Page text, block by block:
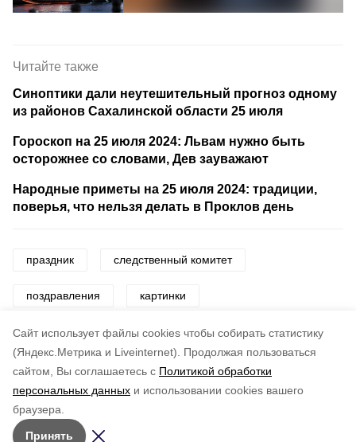
Cайт использует файлы cookies чтобы собирать статистику
(Яндекс.Метрика и Liveinternet).
Продолжая пользоваться
сайтом, Вы соглашаетесь с Политикой обработки
персональных данных и использовании cookies вашего
браузера.
Принять
Читайте также
Синоптики дали неутешительный прогноз одному
из районов Сахалинской области 25 июля
Гороскоп на 25 июля 2024: Львам нужно быть
осторожнее со словами, Дев зауважают
Народные приметы на 25 июля 2024: традиции,
поверья, что нельзя делать в Проклов день
праздник следственный комитет
поздравления картинки
картинки и открытки
по оценке
5